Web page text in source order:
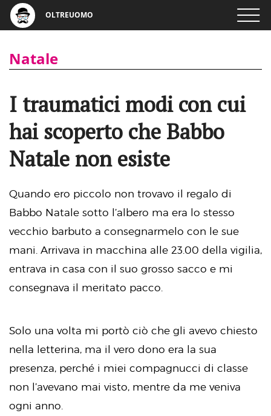
OLTREUOMO
Natale
I traumatici modi con cui
hai scoperto che Babbo
Natale non esiste
Quando ero piccolo non trovavo il regalo di
Babbo Natale sotto l’albero ma era lo stesso
vecchio barbuto a consegnarmelo con le sue
mani. Arrivava in macchina alle 23.00 della vigilia,
entrava in casa con il suo grosso sacco e mi
consegnava il meritato pacco.
Solo una volta mi portò ciò che gli avevo chiesto
nella letterina, ma il vero dono era la sua
presenza, perché i miei compagnucci di classe
non l’avevano mai visto, mentre da me veniva
ogni anno.